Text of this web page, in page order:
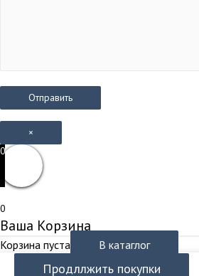
×
0
0
Ваша Корзина
Корзина пуста В катаглог
Продллжить покупки